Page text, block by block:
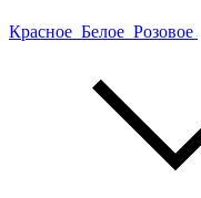
Красное Белое Розовое